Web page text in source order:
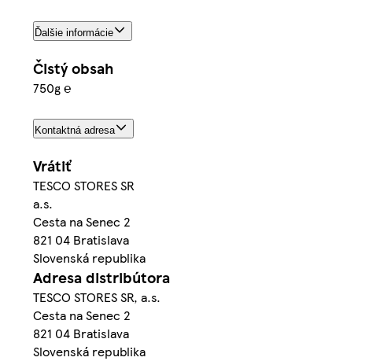
Ďalšie informácie
Čistý obsah
750g ℮
Kontaktná adresa
Vrátiť
TESCO STORES SR
a.s.
Cesta na Senec 2
821 04 Bratislava
Slovenská republika
Adresa distribútora
TESCO STORES SR, a.s.
Cesta na Senec 2
821 04 Bratislava
Slovenská republika